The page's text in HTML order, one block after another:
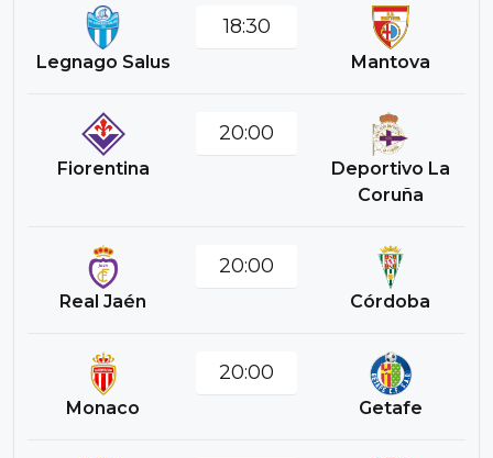
Legnago Salus
18:30
Mantova
Fiorentina
20:00
Deportivo La
Coruña
Real Jaén
20:00
Córdoba
Monaco
20:00
Getafe